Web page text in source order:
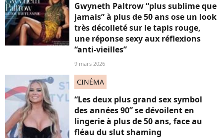
Gwyneth Paltrow “plus sublime que
jamais” à plus de 50 ans ose un look
très décolleté sur le tapis rouge,
une réponse sexy aux réflexions
“anti-vieilles”
9 mars 2026
CINÉMA
“Les deux plus grand sex symbol
des années 90” se dévoilent en
lingerie à plus de 50 ans, face au
fléau du slut shaming